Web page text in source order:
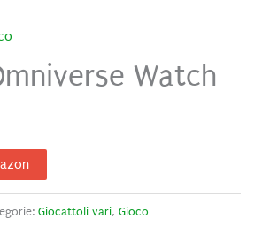
Watch
Giocattoli vari, Gioco